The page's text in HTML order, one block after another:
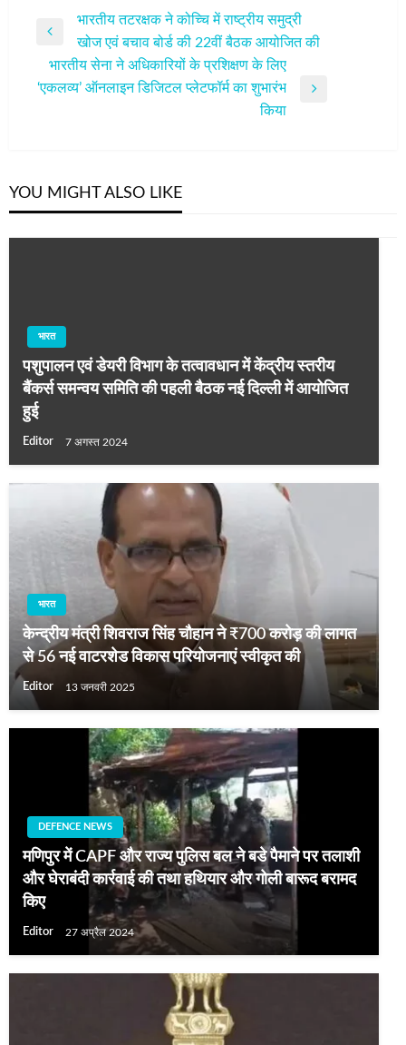
नेविगेशन
Previous
Post
भारतीय तटरक्षक ने कोच्चि में राष्ट्रीय समुद्री
खोज एवं बचाव बोर्ड की 22वीं बैठक आयोजित की
Next
भारतीय सेना ने अधिकारियों के प्रशिक्षण के लिए
‘एकलव्य’ ऑनलाइन डिजिटल प्लेटफॉर्म का शुभारंभ
किया
YOU MIGHT ALSO LIKE
भारत
पशुपालन एवं डेयरी विभाग के तत्वावधान में केंद्रीय स्तरीय
बैंकर्स समन्वय समिति की पहली बैठक नई दिल्ली में आयोजित
हुई
Editor 7 अगस्त 2024
भारत
केन्‍द्रीय मंत्री शिवराज सिंह चौहान ने ₹700 करोड़ की लागत
से 56 नई वाटरशेड विकास परियोजनाएं स्वीकृत की
Editor 13 जनवरी 2025
DEFENCE NEWS
मणिपुर में CAPF और राज्‍य पुलिस बल ने बडे पैमाने पर तलाशी
और घेराबंदी कार्रवाई की तथा हथियार और गोली बारूद बरामद
किए
Editor 27 अप्रैल 2024